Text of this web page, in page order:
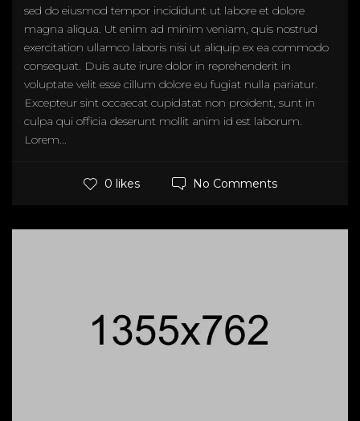
sed do eiusmod tempor incididunt ut labore et dolore
magna aliqua. Ut enim ad minim veniam, quis nostrud
exercitation ullamco laboris nisi ut aliquip ex ea commodo
consequat. Duis aute irure dolor in reprehenderit in
voluptate velit esse cillum dolore eu fugiat nulla pariatur.
Excepteur sint occaecat cupidatat non proident, sunt in
culpa qui officia deserunt mollit anim id est laborum.
Lorem...
0 likes No Comments